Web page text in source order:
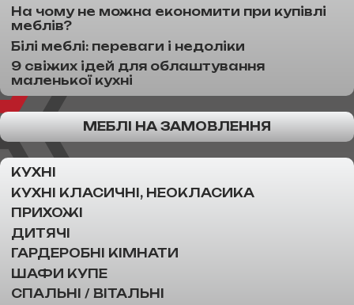
На чому не можна економити при купівлі
меблів?
Білі меблі: переваги і недоліки
9 свіжих ідей для облаштування
маленької кухні
МЕБЛІ НА ЗАМОВЛЕННЯ
КУХНІ
КУХНІ КЛАСИЧНІ, НЕОКЛАСИКА
ПРИХОЖІ
ДИТЯЧІ
ГАРДЕРОБНІ КІМНАТИ
ШАФИ КУПЕ
СПАЛЬНІ / ВІТАЛЬНІ